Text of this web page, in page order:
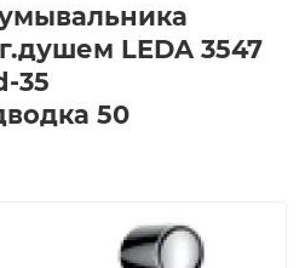
LEDA 3547
35
50